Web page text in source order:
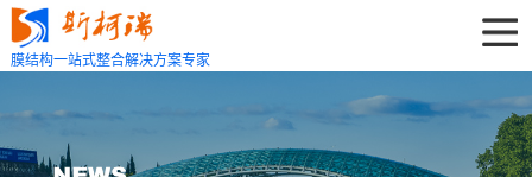
膜结构一站式整合解决方案专家